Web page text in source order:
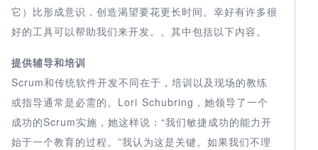
它）比形成意识，创造渴望要花更长时间。幸好有许多很
好的工具可以帮助我们来开发。。其中包括以下内容。
提供辅导和培训
Scrum和传统软件开发不同在于，培训以及现场的教练
或指导通常是必需的。Lori Schubring，她领导了一个
成功的Scrum实施，她这样说：“我们敏捷成功的能力开
始于一个教育的过程。”我认为这是关键。如果我们不理